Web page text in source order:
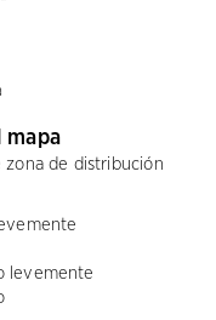
mapa
zona de distribución
levemente